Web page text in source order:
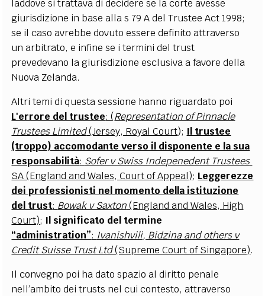
laddove si trattava di decidere se la corte avesse
giurisdizione in base alla s 79 A del Trustee Act 1998;
se il caso avrebbe dovuto essere definito attraverso
un arbitrato, e infine se i termini del trust
prevedevano la giurisdizione esclusiva a favore della
Nuova Zelanda.
Altri temi di questa sessione hanno riguardato poi
L'errore del trustee: (Representation of Pinnacle
Trustees Limited(Jersey, Royal Court); Il trustee
(troppo) accomodante verso il disponente e la sua
responsabilità: Sofer v Swiss Indepenedent Trustees
SA (England and Wales, Court of Appeal); Leggerezze
dei professionisti nel momento della istituzione
del trust: Bowak v Saxton(England and Wales, High
Court); Il significato del termine
“administration”: Ivanishvili, Bidzina and others v
Credit Suisse Trust Ltd(Supreme Court of Singapore).
Il convegno poi ha dato spazio al diritto penale
nell’ambito dei trusts nel cui contesto, attraverso